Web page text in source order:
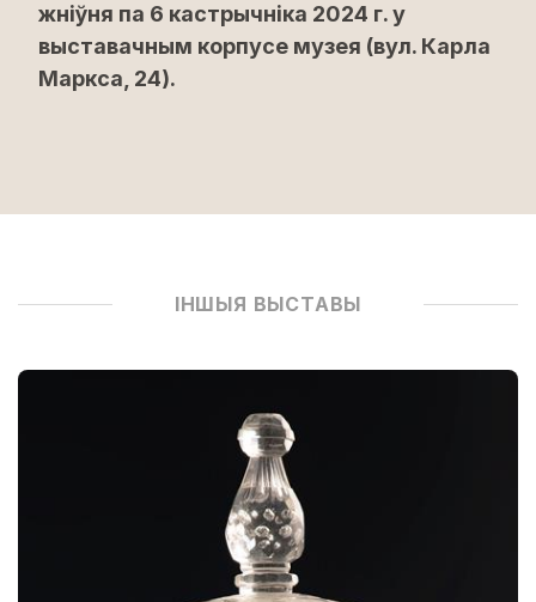
жніўня па 6 кастрычніка 2024 г. у
выставачным корпусе музея (вул. Карла
Маркса, 24).
ІНШЫЯ ВЫСТАВЫ